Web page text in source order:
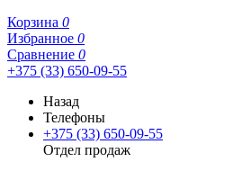
Корзина 0
Избранное 0
Сравнение 0
+375 (33) 650-09-55
Назад
Телефоны
+375 (33) 650-09-55
Отдел продаж